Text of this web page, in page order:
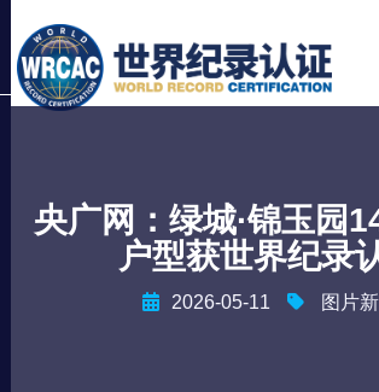
央广网：绿城·锦玉园
户型获世界纪录
2026-05-11 图片